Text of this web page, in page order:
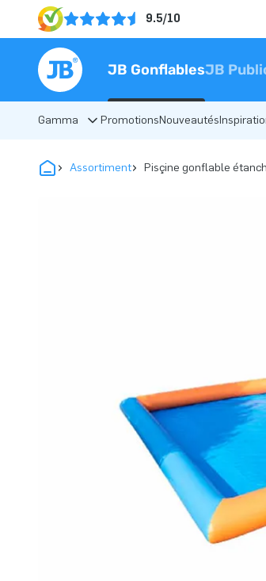
9.5/10
JB GonflablesJB
Gamma PromotionsNouveautés
Assortiment Pisçine gonflable